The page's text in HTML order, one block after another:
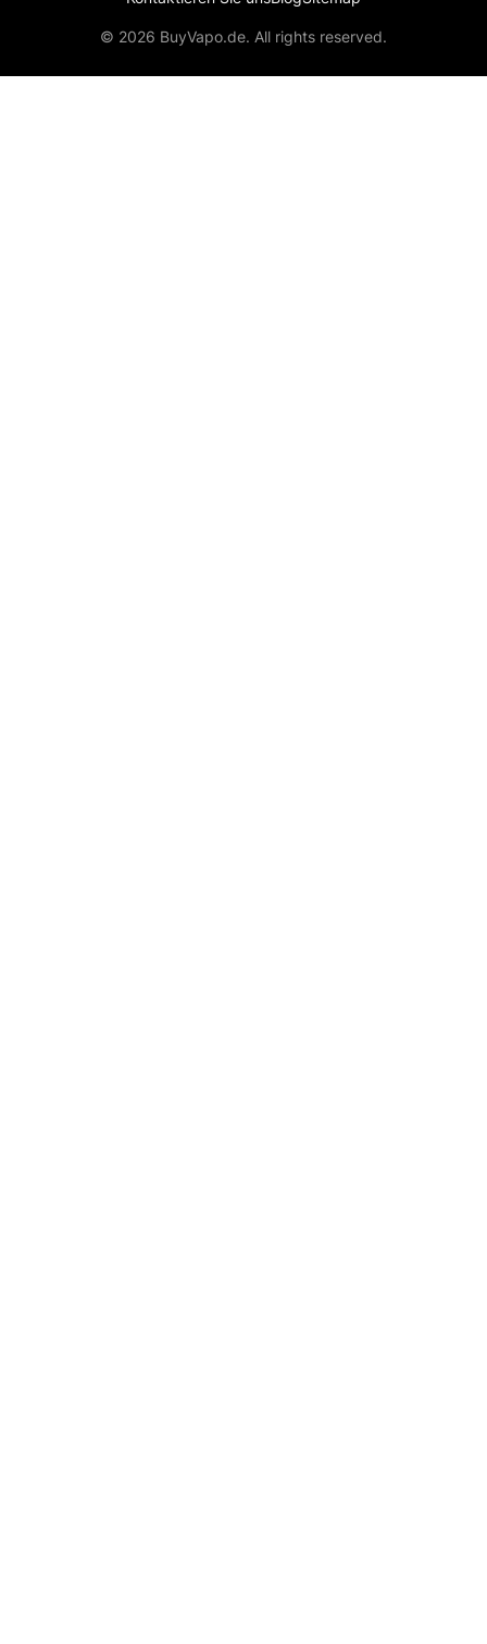
© 2026 BuyVapo.de. All rights reserved.